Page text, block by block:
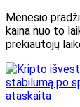
Mėnesio
kaina nuo to
prekiautojų